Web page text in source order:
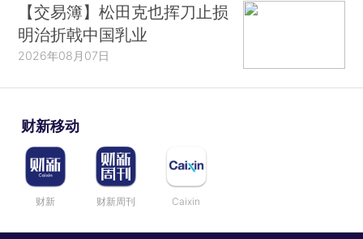
【交易簿】松田克也挥刀止损
明治折戟中国乳业
2026年08月07日
财新移动
财新 财新周刊 Caixin